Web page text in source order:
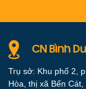
CN Bình
Trụ sở: Khu phố 2,
Hòa, thị xã Bến